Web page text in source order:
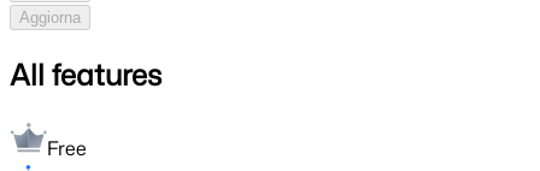
Aggiorna
All features
Free